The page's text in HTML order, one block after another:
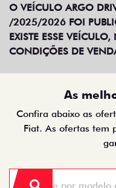
O VEÍCULO ARGO
/2025/2026 FOI
EXISTE ESSE
CONDIÇÕES DE
As
Confira abaixo as
Fiat. As ofertas tem